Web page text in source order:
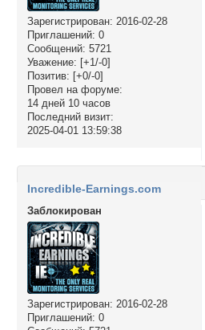
Зарегистрирован: 2016-02-28
Приглашений: 0
Сообщений: 5721
Уважение: [+1/-0]
Позитив: [+0/-0]
Провел на форуме:
14 дней 10 часов
Последний визит:
2025-04-01 13:59:38
Incredible-Earnings.com
Заблокирован
Зарегистрирован: 2016-02-28
Приглашений: 0